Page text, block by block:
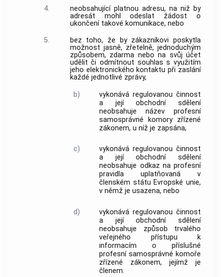
4.
neobsahující platnou adresu, na niž by
adresát mohl odeslat žádost o
ukončení takové komunikace, nebo
5.
bez toho, že by zákazníkovi poskytla
možnost jasně, zřetelně, jednoduchým
způsobem, zdarma nebo na svůj účet
udělit či odmítnout souhlas s využitím
jeho elektronického kontaktu při zaslání
každé jednotlivé zprávy,
b)
vykonává regulovanou činnost
a jejíobchodní sdělení
neobsahuje název profesní
samosprávné komory zřízené
zákonem, u níž je zapsána,
c)
vykonává regulovanou činnost
a jejíobchodní sdělení
neobsahuje odkaz na profesní
pravidla uplatňovaná v
členském státu Evropské unie,
v němž je usazena, nebo
d)
vykonává regulovanou činnost
a jejíobchodní sdělení
neobsahuje způsob trvalého
veřejného přístupu k
informacím o příslušné
profesní samosprávné komoře
zřízené zákonem, jejímž je
členem.